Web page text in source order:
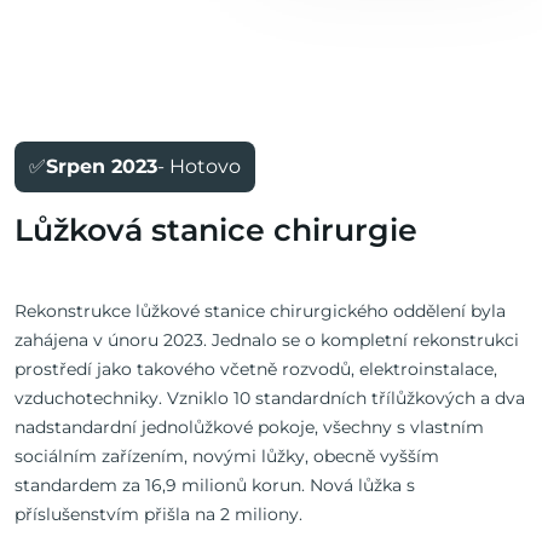
✅Srpen 2023- Hotovo
Lůžková stanice chirurgie
Rekonstrukce lůžkové stanice chirurgického oddělení byla
zahájena v únoru 2023. Jednalo se o kompletní rekonstrukci
prostředí jako takového včetně rozvodů, elektroinstalace,
vzduchotechniky. Vzniklo 10 standardních třílůžkových a dva
nadstandardní jednolůžkové pokoje, všechny s vlastním
sociálním zařízením, novými lůžky, obecně vyšším
standardem za 16,9 milionů korun. Nová lůžka s
příslušenstvím přišla na 2 miliony.